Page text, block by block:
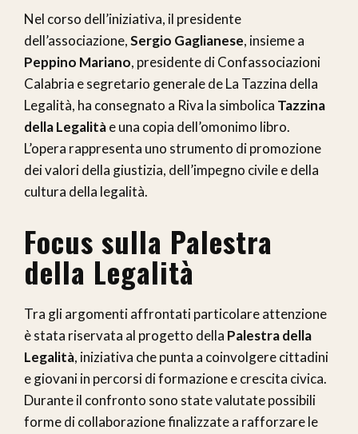
Nel corso dell’iniziativa, il presidente
dell’associazione,Sergio Gaglianese, insieme a
Peppino Mariano, presidente di Confassociazioni
Calabria e segretario generale de La Tazzina della
Legalità, ha consegnato a Riva la simbolica Tazzina
della Legalitàe una copia dell’omonimo libro.
L’opera rappresenta uno strumento di promozione
dei valori della giustizia, dell’impegno civile e della
cultura della legalità.
Focus sulla Palestra
della Legalità
Tra gli argomenti affrontati particolare attenzione
è stata riservata al progetto della Palestra della
Legalità, iniziativa che punta a coinvolgere cittadini
e giovani in percorsi di formazione e crescita civica.
Durante il confronto sono state valutate possibili
forme di collaborazione finalizzate a rafforzare le